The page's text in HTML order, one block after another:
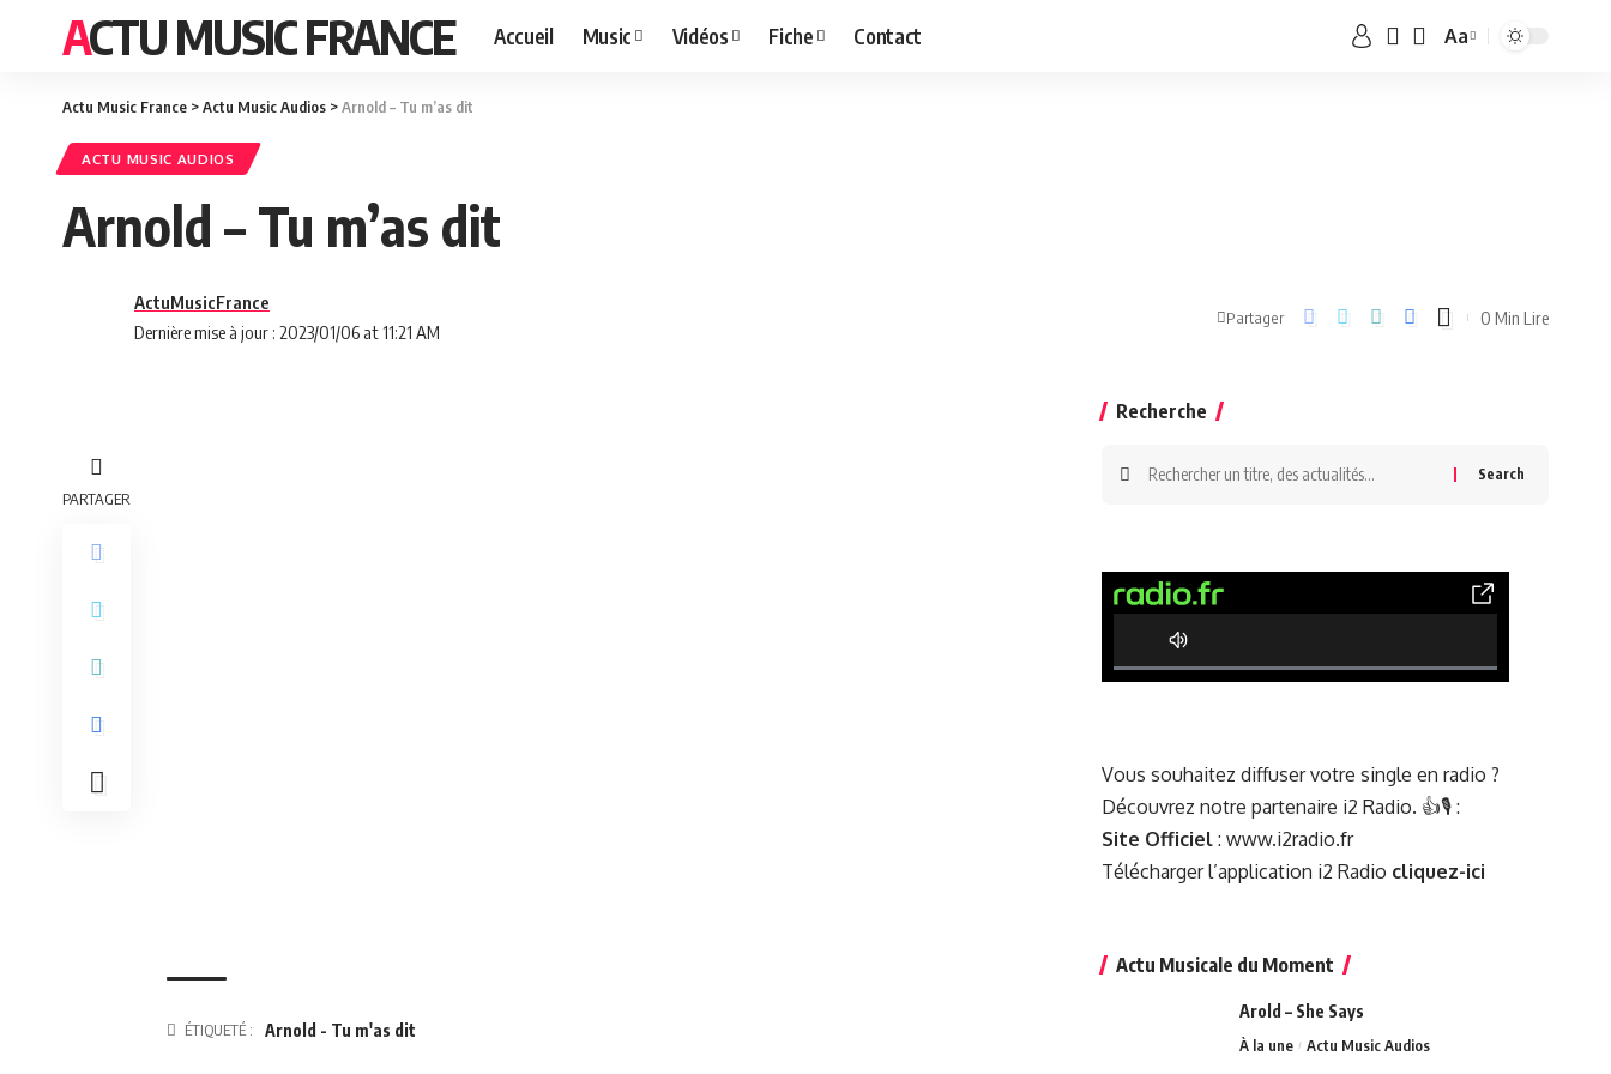
ACTU MUSIC FRANCE Accueil Music Vidéos Fiche Contact Aa
Actu Music France >Actu Music Audios >Arnold – Tu m’as dit
ACTU MUSIC AUDIOS
Arnold – Tu m’as dit
Dernière mise à jour : 2023/01/06 at 11:21 AM
ActuMusicFrance
Partager 0 Min Lire
PARTAGER
ÉTIQUETÉ : Arnold - Tu m'as dit
Recherche
0% Complete
Vous souhaitez diffuser votre single en radio ?
Découvrez notre partenaire i2 Radio. 👍🎙️ :
Site Officiel: www.i2radio.fr
Télécharger l’application i2 Radio cliquez-ici
Actu Musicale du Moment
Arold – She Says
À la une Actu Music Audios